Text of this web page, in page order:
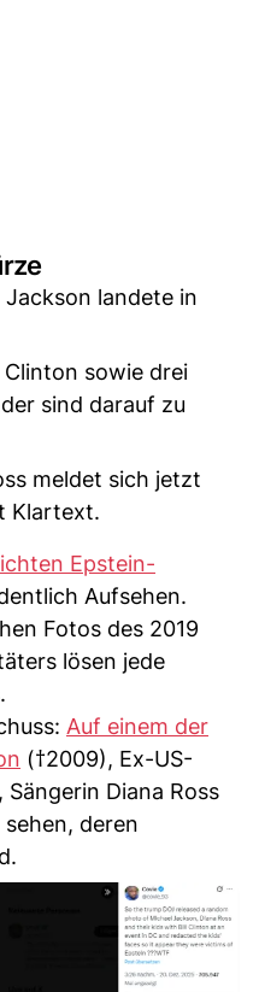
landete in
Clinton sowie drei
sind darauf zu
meldet sich jetzt
Klartext.
Epstein-
Aufsehen.
Fotos des 2019
lösen jede
Auf einem der
(†2009), Ex-US-
Sängerin Diana Ross
deren